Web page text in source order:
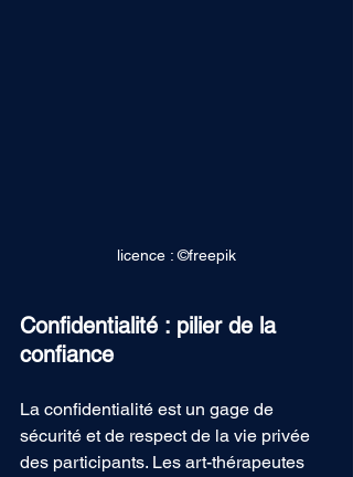
licence : ©freepik
Confidentialité : pilier de la
confiance
La confidentialité est un gage de
sécurité et de respect de la vie privée
des participants. Les art-thérapeutes